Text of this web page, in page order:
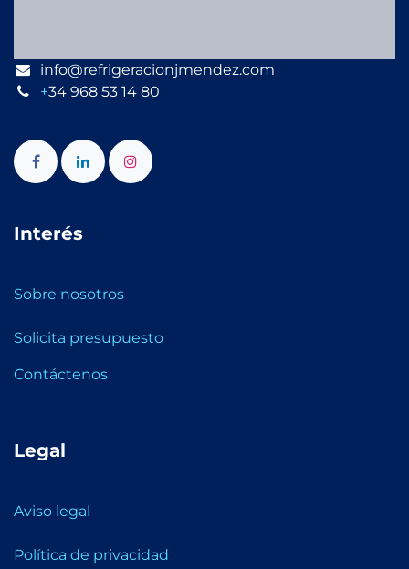
info@refrigeracionjmendez.com
+34 968 53 14 80
Interés
Sobre nosotros
Solicita presupuesto
Contáctenos
Legal
Aviso legal
Política de privacidad